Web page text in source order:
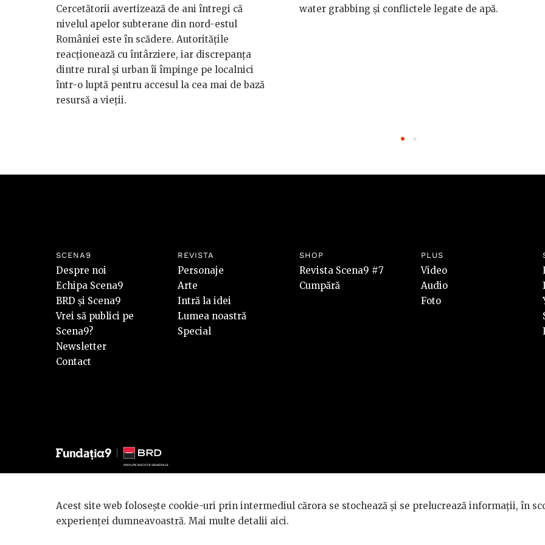
Cercetătorii avertizează de ani întregi că
nivelul apelor subterane din nord-estul
României este în scădere. Autoritățile
reacționează cu întârziere, iar discrepanța
dintre rural și urban îi împinge pe localnici
într-o luptă pentru accesul la cea mai de bază
resursă a vieții.
water grabbing și conflictele legate de apă.
SCENA9
Despre noi
Echipa Scena9
BRD și Scena9
Vrei să publici pe
Scena9?
Newsletter
Contact
REVISTA
Personaje
Arte
Intră la idei
Lumea noastră
Special
SHOP
Revista Scena9 #7
Cumpără
PLUS
Video
Audio
Foto
Scena 9 este un proiect sustinut deBRD GROUPE SOCIÉTÉ GÉNÉRALE.
Acest site web folosește cookie-uri prin intermediul cărora se stochează și se prelucrează informații, în
experienței dumneavoastră. Mai multe detalii aici.